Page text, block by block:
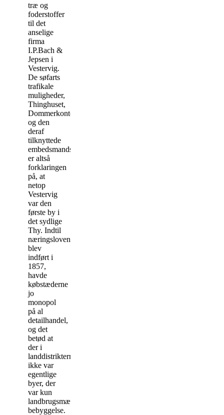
træ og
foderstoffer
til det
anselige
firma
I.P.Bach &
Jepsen i
Vestervig.
De søfarts
trafikale
muligheder,
Thinghuset,
Dommerkontoret
og den
deraf
tilknyttede
embedsmandsstand
er altså
forklaringen
på, at
netop
Vestervig
var den
første by i
det sydlige
Thy. Indtil
næringsloven
blev
indført i
1857,
havde
købstæderne
jo
monopol
på al
detailhandel,
og det
betød at
der i
landdistrikterne
ikke var
egentlige
byer, der
var kun
landbrugsmæssig
bebyggelse.